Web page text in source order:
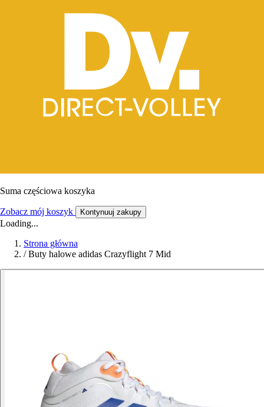
Suma częściowa koszyka
Zobacz mój koszyk Kontynuuj zakupy
Loading...
Strona główna
/ Buty halowe adidas Crazyflight 7 Mid